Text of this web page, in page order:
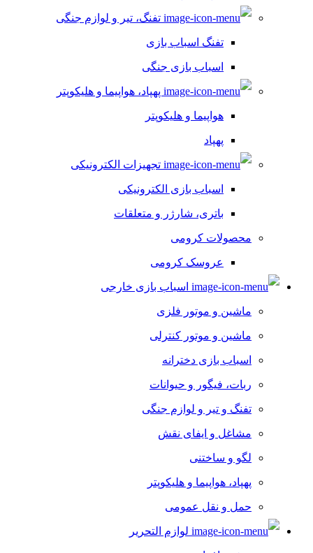
تفنگ، تیر و لوازم جنگی
تفنگ اسباب بازی
اسباب بازی جنگی
پهپاد، هواپیما و هلیکوپتر
هواپیما و هلیکوپتر
پهپاد
تجهیزات الکترونیکی
اسباب بازی الکترونیکی
باتری، شارژر و متعلقات
محصولات کرومی
عروسک کرومی
اسباب بازی خارجی
ماشین و موتور فلزی
ماشین و موتور کنترلی
اسباب بازی دخترانه
ربات، فیگور و حیوانات
تفنگ و تیر و لوازم جنگی
مشاغل و ایفای نقش
لگو و ساختنی
پهپاد، هواپیما و هلیکوپتر
حمل و نقل عمومی
لوازم التحریر